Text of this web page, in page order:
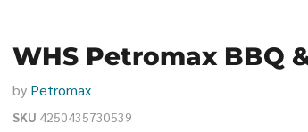
WHS Petromax BBQ
by Petromax
SKU 4250435730539